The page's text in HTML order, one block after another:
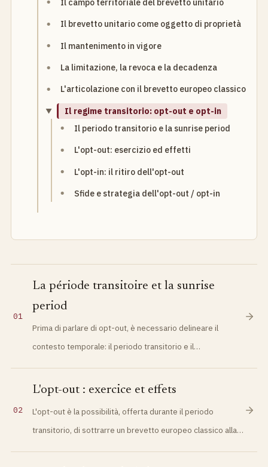
Il campo territoriale del brevetto unitario
Il brevetto unitario come oggetto di proprietà
Il mantenimento in vigore
La limitazione, la revoca e la decadenza
L'articolazione con il brevetto europeo classico
Il regime transitorio: opt-out e opt-in
Il periodo transitorio e la sunrise period
L'opt-out: esercizio ed effetti
L'opt-in: il ritiro dell'opt-out
Sfide e strategia dell'opt-out / opt-in
01
La période transitoire et la sunrise
period
Prima di parlare di opt-out, è necessario delineare il
contesto temporale: il periodo transitorio e il…
02
L'opt-out : exercice et effets
L'opt-out è la possibilità, offerta durante il periodo
transitorio, di sottrarre un brevetto europeo classico alla…